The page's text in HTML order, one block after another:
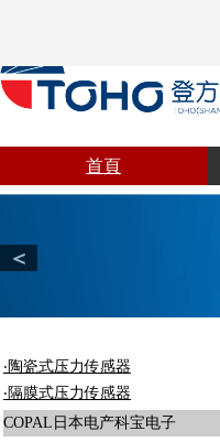
首頁
＜
‧陶瓷式压力传感器
‧隔膜式压力传感器
COPAL日本电产科宝电子